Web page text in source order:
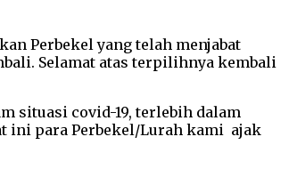
Perbekel yang telah menjabat
Selamat atas terpilihnya kembali
situasi covid-19, terlebih dalam
ini para Perbekel/Lurah kami ajak